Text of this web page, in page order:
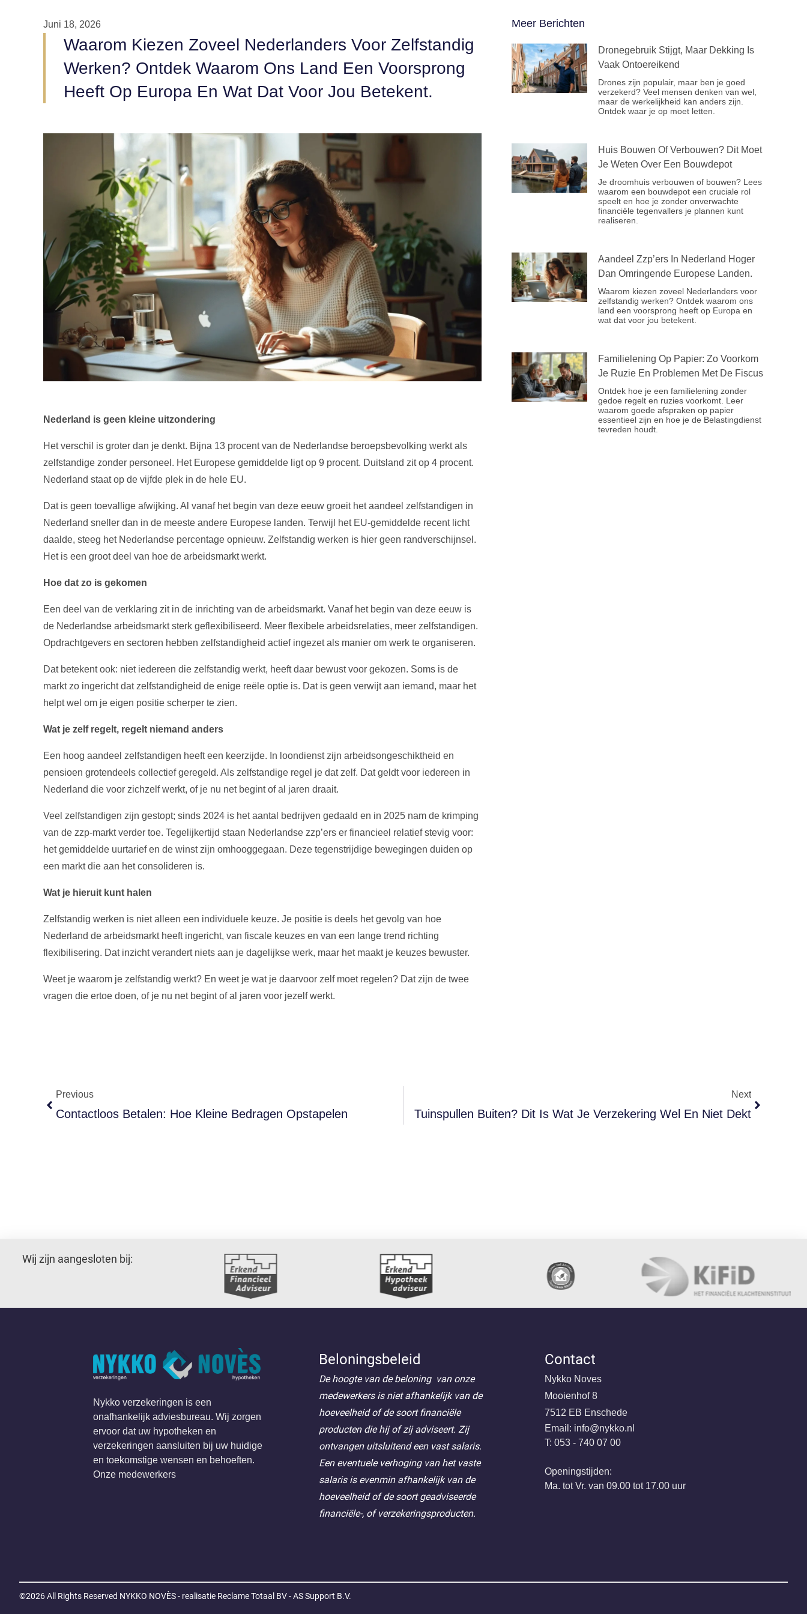
Juni 18, 2026
Waarom Kiezen Zoveel Nederlanders Voor Zelfstandig
Werken? Ontdek Waarom Ons Land Een Voorsprong
Heeft Op Europa En Wat Dat Voor Jou Betekent.
Nederland is geen kleine uitzondering
Het verschil is groter dan je denkt. Bijna 13 procent van de Nederlandse beroepsbevolking werkt als
zelfstandige zonder personeel. Het Europese gemiddelde ligt op 9 procent. Duitsland zit op 4 procent.
Nederland staat op de vijfde plek in de hele EU.
Dat is geen toevallige afwijking. Al vanaf het begin van deze eeuw groeit het aandeel zelfstandigen in
Nederland sneller dan in de meeste andere Europese landen. Terwijl het EU-gemiddelde recent licht
daalde, steeg het Nederlandse percentage opnieuw. Zelfstandig werken is hier geen randverschijnsel.
Het is een groot deel van hoe de arbeidsmarkt werkt.
Hoe dat zo is gekomen
Een deel van de verklaring zit in de inrichting van de arbeidsmarkt. Vanaf het begin van deze eeuw is
de Nederlandse arbeidsmarkt sterk geflexibiliseerd. Meer flexibele arbeidsrelaties, meer zelfstandigen.
Opdrachtgevers en sectoren hebben zelfstandigheid actief ingezet als manier om werk te organiseren.
Dat betekent ook: niet iedereen die zelfstandig werkt, heeft daar bewust voor gekozen. Soms is de
markt zo ingericht dat zelfstandigheid de enige reële optie is. Dat is geen verwijt aan iemand, maar het
helpt wel om je eigen positie scherper te zien.
Wat je zelf regelt, regelt niemand anders
Een hoog aandeel zelfstandigen heeft een keerzijde. In loondienst zijn arbeidsongeschiktheid en
pensioen grotendeels collectief geregeld. Als zelfstandige regel je dat zelf. Dat geldt voor iedereen in
Nederland die voor zichzelf werkt, of je nu net begint of al jaren draait.
Veel zelfstandigen zijn gestopt; sinds 2024 is het aantal bedrijven gedaald en in 2025 nam de krimping
van de zzp-markt verder toe. Tegelijkertijd staan Nederlandse zzp’ers er financieel relatief stevig voor:
het gemiddelde uurtarief en de winst zijn omhooggegaan. Deze tegenstrijdige bewegingen duiden op
een markt die aan het consolideren is.
Wat je hieruit kunt halen
Zelfstandig werken is niet alleen een individuele keuze. Je positie is deels het gevolg van hoe
Nederland de arbeidsmarkt heeft ingericht, van fiscale keuzes en van een lange trend richting
flexibilisering. Dat inzicht verandert niets aan je dagelijkse werk, maar het maakt je keuzes bewuster.
Weet je waarom je zelfstandig werkt? En weet je wat je daarvoor zelf moet regelen? Dat zijn de twee
vragen die ertoe doen, of je nu net begint of al jaren voor jezelf werkt.
Meer Berichten
Dronegebruik Stijgt, Maar Dekking Is
Vaak Ontoereikend
Drones zijn populair, maar ben je goed
verzekerd? Veel mensen denken van wel,
maar de werkelijkheid kan anders zijn.
Ontdek waar je op moet letten.
Huis Bouwen Of Verbouwen? Dit Moet
Je Weten Over Een Bouwdepot
Je droomhuis verbouwen of bouwen? Lees
waarom een bouwdepot een cruciale rol
speelt en hoe je zonder onverwachte
financiële tegenvallers je plannen kunt
realiseren.
Aandeel Zzp’ers In Nederland Hoger
Dan Omringende Europese Landen.
Waarom kiezen zoveel Nederlanders voor
zelfstandig werken? Ontdek waarom ons
land een voorsprong heeft op Europa en
wat dat voor jou betekent.
Familielening Op Papier: Zo Voorkom
Je Ruzie En Problemen Met De Fiscus
Ontdek hoe je een familielening zonder
gedoe regelt en ruzies voorkomt. Leer
waarom goede afspraken op papier
essentieel zijn en hoe je de Belastingdienst
tevreden houdt.
Previous
Contactloos Betalen: Hoe Kleine Bedragen Opstapelen
Next
Tuinspullen Buiten? Dit Is Wat Je Verzekering Wel En Niet Dekt
Wij zijn aangesloten bij:
Nykko verzekeringen is een
onafhankelijk adviesbureau. Wij zorgen
ervoor dat uw hypotheken en
verzekeringen aansluiten bij uw huidige
en toekomstige wensen en behoeften.
Onze medewerkers
Beloningsbeleid
De hoogte van de beloning van onze
medewerkers is niet afhankelijk van de
hoeveelheid of de soort financiële
producten die hij of zij adviseert. Zij
ontvangen uitsluitend een vast salaris.
Een eventuele verhoging van het vaste
salaris is evenmin afhankelijk van de
hoeveelheid of de soort geadviseerde
financiële-, of verzekeringsproducten.
Contact
Nykko Noves
Mooienhof 8
7512 EB Enschede
Email:
ln.okkyn
@ofni
T: 053 - 740 07 00
Openingstijden:
Ma. tot Vr. van 09.00 tot 17.00 uur
©2026 All Rights Reserved NYKKO NOVÈS - realisatie Reclame Totaal BV - AS Support B.V.